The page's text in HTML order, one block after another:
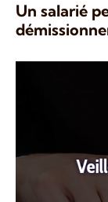
Un salarié